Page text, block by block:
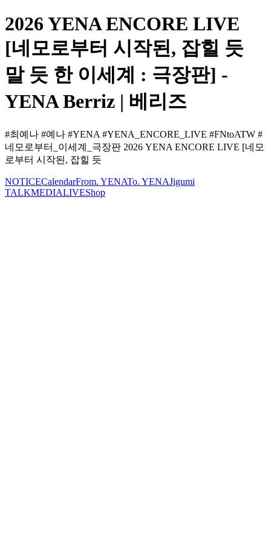
2026 YENA ENCORE LIVE
[네모로부터 시작된, 잡힐 듯
말 듯 한 이세계 : 극장판] -
YENA Berriz | 베리즈
#최예나 #예나 #YENA #YENA_ENCORE_LIVE #FNtoATW #
네모로부터_이세계_극장판 2026 YENA ENCORE LIVE [네모
로부터 시작된, 잡힐 듯
NOTICECalendarFrom. YENATo. YENAJigumi
TALKMEDIALIVEShop